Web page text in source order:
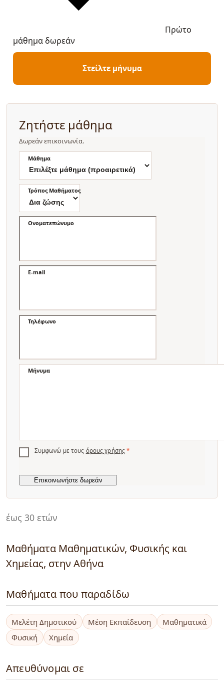
έως 30 ετών
Μαθήματα Μαθηματικών, Φυσικής και
Χημείας, στην Αθήνα
Μαθήματα που παραδίδω
Μελέτη Δημοτικού Μέση Εκπαίδευση
Μαθηματικά
Φυσική
Χημεία
Απευθύνομαι σε
Πρώτο
μάθημα δωρεάν
Στείλτε μήνυμα
Ζητήστε μάθημα
Δωρεάν επικοινωνία.
Μάθημα
Τρόπος Μαθήματος
Ονοματεπώνυμο
E-mail
Τηλέφωνο
Μήνυμα
Συμφωνώ με τους όρους χρήσης *